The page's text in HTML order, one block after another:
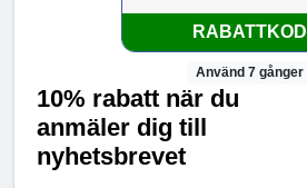
RABATTKOD
Använd 7 gånger
10% rabatt när du
anmäler dig till
nyhetsbrevet